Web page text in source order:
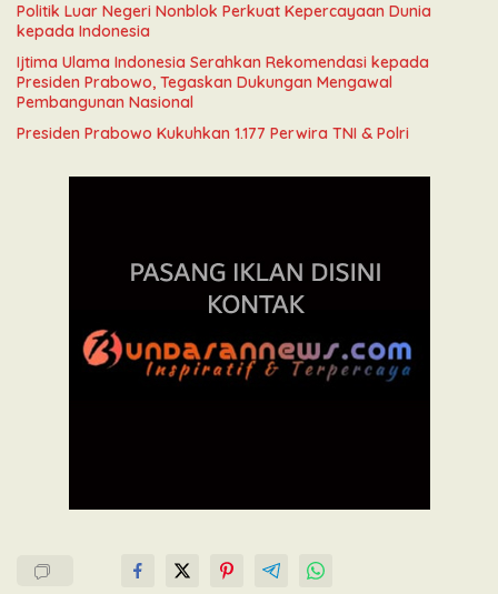
Politik Luar Negeri Nonblok Perkuat Kepercayaan Dunia
kepada Indonesia
Ijtima Ulama Indonesia Serahkan Rekomendasi kepada
Presiden Prabowo, Tegaskan Dukungan Mengawal
Pembangunan Nasional
Presiden Prabowo Kukuhkan 1.177 Perwira TNI & Polri